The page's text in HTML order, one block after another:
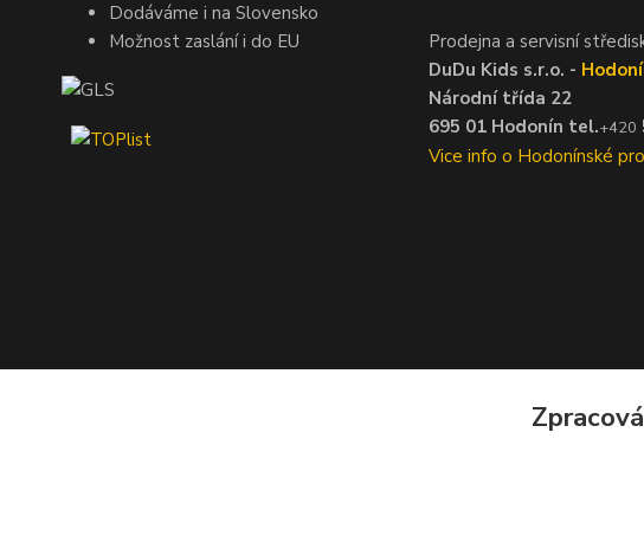
Dodáváme i na Slovensko
Možnost zaslání i do EU
Prodejna a servisní
DuDu Kids s.r.o. -
Národní třída 22
695 01 Hodonín tel.+420
Vice info o Hodonínské